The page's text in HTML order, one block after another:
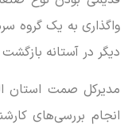
واگذاری به یک گروه
دیگر در آستانه
مدیرکل صمت استان
انجام بررسی‌های